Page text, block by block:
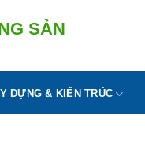
SẢN
DỰNG & KIẾN TRÚC